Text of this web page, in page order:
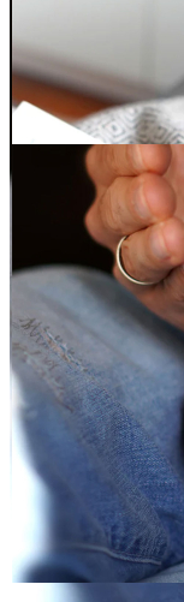
29,90 €
inkl. MwSt. zzgl. Versand
Zum Warenkorb
Zur Wunschliste
Verfügbare Menge: 8
Sofort lieferbar
Lieferzeit: ca. 3 - 5 Tage
Beschreibung
Nicht lang fackeln,
Diese beiden
Pfötchen-Duft in
vollständigen